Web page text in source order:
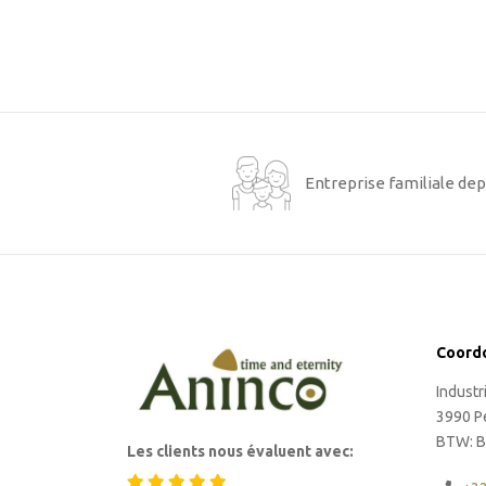
Entreprise familiale
Les clients nous évaluent avec:
3990
BTW: